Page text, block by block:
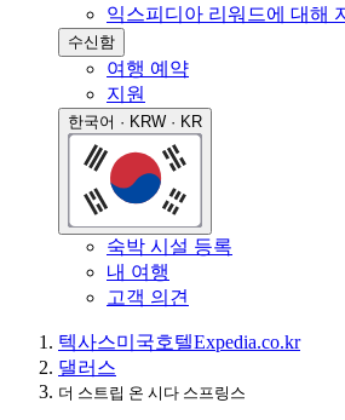
익스피디아 리워드에 대해
수신함
여행 예약
지원
한국어 · KRW · KR
숙박 시설 등록
내 여행
고객 의견
텍사스미국호텔Expedia.co.kr
댈러스
더 스트립 온 시다 스프링스